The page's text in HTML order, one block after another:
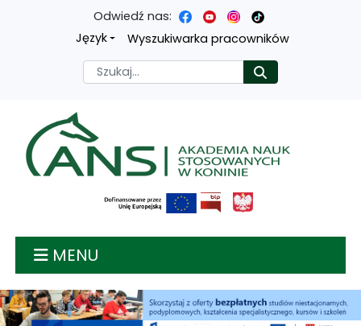
Przejdź
treści
głównej
Przejdź
menu
nawigacyjnego
Przejdź
wyszukiwarki
Przejdź
mapy
strony
Odwiedź nas:
Język
Wyszukiwarka pracowników
Szukaj
Akademia nauk
MENU